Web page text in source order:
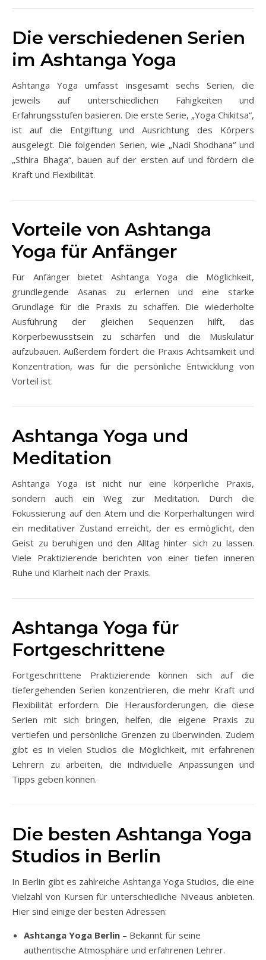
Die verschiedenen Serien
im Ashtanga Yoga
Ashtanga Yoga umfasst insgesamt sechs Serien, die
jeweils auf unterschiedlichen Fähigkeiten und
Erfahrungsstufen basieren. Die erste Serie, „Yoga Chikitsa“,
ist auf die Entgiftung und Ausrichtung des Körpers
ausgelegt. Die folgenden Serien, wie „Nadi Shodhana“ und
„Sthira Bhaga“, bauen auf der ersten auf und fördern die
Kraft und Flexibilität.
Vorteile von Ashtanga
Yoga für Anfänger
Für Anfänger bietet Ashtanga Yoga die Möglichkeit,
grundlegende Asanas zu erlernen und eine starke
Grundlage für die Praxis zu schaffen. Die wiederholte
Ausführung der gleichen Sequenzen hilft, das
Körperbewusstsein zu schärfen und die Muskulatur
aufzubauen. Außerdem fördert die Praxis Achtsamkeit und
Konzentration, was für die persönliche Entwicklung von
Vorteil ist.
Ashtanga Yoga und
Meditation
Ashtanga Yoga ist nicht nur eine körperliche Praxis,
sondern auch ein Weg zur Meditation. Durch die
Fokussierung auf den Atem und die Körperhaltungen wird
ein meditativer Zustand erreicht, der es ermöglicht, den
Geist zu beruhigen und den Alltag hinter sich zu lassen.
Viele Praktizierende berichten von einer tiefen inneren
Ruhe und Klarheit nach der Praxis.
Ashtanga Yoga für
Fortgeschrittene
Fortgeschrittene Praktizierende können sich auf die
tiefergehenden Serien konzentrieren, die mehr Kraft und
Flexibilität erfordern. Die Herausforderungen, die diese
Serien mit sich bringen, helfen, die eigene Praxis zu
vertiefen und persönliche Grenzen zu überwinden. Zudem
gibt es in vielen Studios die Möglichkeit, mit erfahrenen
Lehrern zu arbeiten, die individuelle Anpassungen und
Tipps geben können.
Die besten Ashtanga Yoga
Studios in Berlin
In Berlin gibt es zahlreiche Ashtanga Yoga Studios, die eine
Vielzahl von Kursen für unterschiedliche Niveaus anbieten.
Hier sind einige der besten Adressen:
Ashtanga Yoga Berlin – Bekannt für seine
authentische Atmosphäre und erfahrenen Lehrer.